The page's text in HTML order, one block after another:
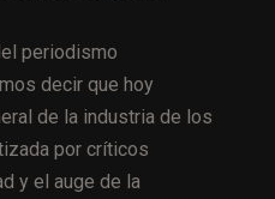
periodismo
decir que hoy
de la industria de los
por críticos
y el auge de la